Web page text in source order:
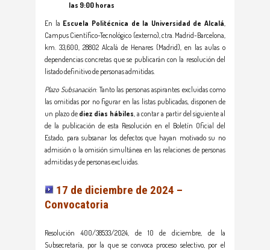
las 9:00 horas
En la Escuela Politécnica de la Universidad de Alcalá,
Campus Científico-Tecnológico (externo), ctra. Madrid-Barcelona,
km. 33,600, 28802 Alcalá de Henares (Madrid), en las aulas o
dependencias concretas que se publicarán con la resolución del
listado definitivo de personas admitidas.
Plazo Subsanación: Tanto las personas aspirantes excluidas como
las omitidas por no figurar en las listas publicadas, disponen de
un plazo de diez días hábiles, a contar a partir del siguiente al
de la publicación de esta Resolución en el Boletín Oficial del
Estado, para subsanar los defectos que hayan motivado su no
admisión o la omisión simultánea en las relaciones de personas
admitidas y de personas excluidas.
17 de diciembre de 2024 –
Convocatoria
Resolución 400/38533/2024, de 10 de diciembre, de la
Subsecretaría, por la que se convoca proceso selectivo, por el